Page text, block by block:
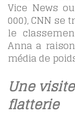
Vice News
000), CNN se
le
Anna a
média de
Une
flatterie